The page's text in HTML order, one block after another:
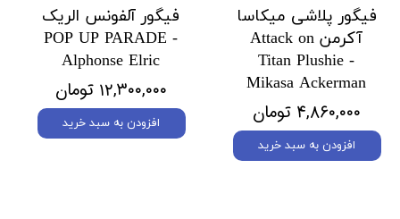
فیگور پلاشی میکاسا
آکرمن Attack on
Titan Plushie -
Mikasa Ackerman
۴,۸۶۰,۰۰۰ تومان
افزودن به سبد خرید
فیگور آلفونس الریک
POP UP PARADE -
Alphonse Elric
۱۲,۳۰۰,۰۰۰ تومان
افزودن به سبد خرید